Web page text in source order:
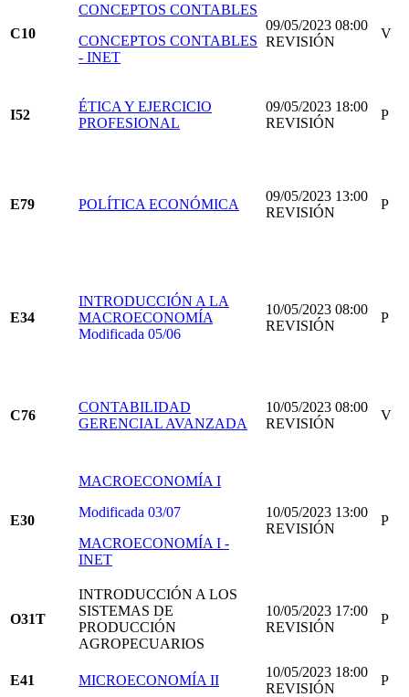
C10
CONCEPTOS CONTABLES
CONCEPTOS CONTABLES
- INET
09/05/2023 08:00
REVISIÓN
V
I52
ÉTICA Y EJERCICIO
PROFESIONAL
09/05/2023 18:00
REVISIÓN
P
E79 POLÍTICA ECONÓMICA
09/05/2023 13:00
REVISIÓN
P
E34
INTRODUCCIÓN A LA
MACROECONOMÍA
Modificada 05/06
10/05/2023 08:00
REVISIÓN
P
C76
CONTABILIDAD
GERENCIAL AVANZADA
10/05/2023 08:00
REVISIÓN
V
E30
MACROECONOMÍA I
Modificada 03/07
MACROECONOMÍA I -
INET
10/05/2023 13:00
REVISIÓN
P
O31T
INTRODUCCIÓN A LOS
SISTEMAS DE
PRODUCCIÓN
AGROPECUARIOS
10/05/2023 17:00
REVISIÓN
P
E41 MICROECONOMÍA II
10/05/2023 18:00
REVISIÓN
P